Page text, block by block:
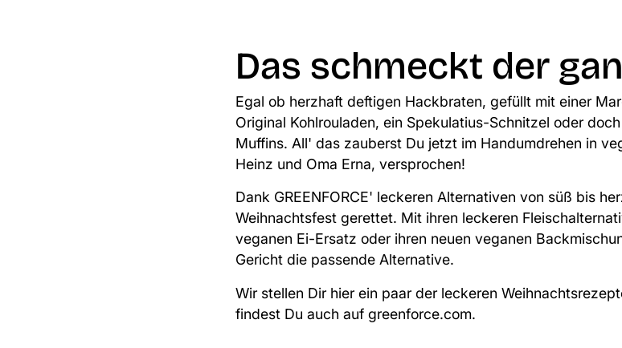
Das schmeckt der
Egal ob herzhaft deftigen Hackbraten, gefüllt mit einer
Original Kohlrouladen, ein Spekulatius-Schnitzel oder
Muffins. All' das zauberst Du jetzt im Handumdrehen in
Heinz und Oma Erna, versprochen!
Dank GREENFORCE' leckeren Alternativen von süß bis
Weihnachtsfest gerettet. Mit ihren leckeren
veganen Ei-Ersatz oder ihren neuen veganen
Gericht die passende Alternative.
Wir stellen Dir hier ein paar der leckeren
findest Du auch auf greenforce.com.